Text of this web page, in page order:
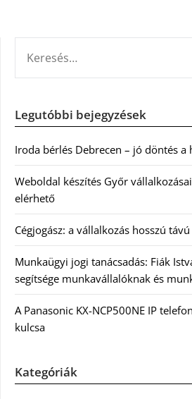
Legutóbbi bejegyzések
Iroda bérlés Debrecen – jó döntés
Weboldal készítés Győr
elérhető
Cégjogász: a vállalkozás hosszú
Munkaügyi jogi tanácsadás: Fiák
segítsége munkavállalóknak és
A Panasonic KX-NCP500NE IP
kulcsa
Kategóriák